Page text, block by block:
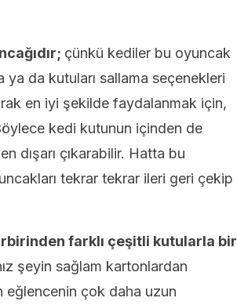
çünkü kediler bu oyuncak
da kutuları sallama seçenekleri
en iyi şekilde faydalanmak için,
kedi kutunun içinden de
dışarı çıkarabilir. Hatta bu
tekrar tekrar ileri geri çekip
farklı çeşitli kutularla bir
şeyin sağlam kartonlardan
eğlencenin çok daha uzun